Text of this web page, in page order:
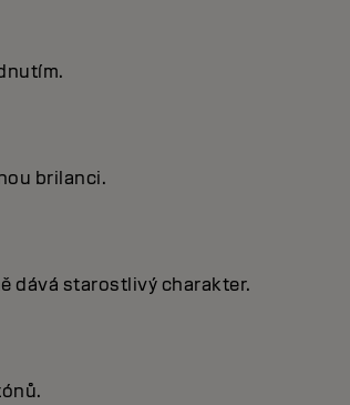
brilanci.
dává starostlivý charakter.